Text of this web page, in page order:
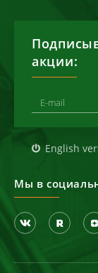
акции:
English
Мы в